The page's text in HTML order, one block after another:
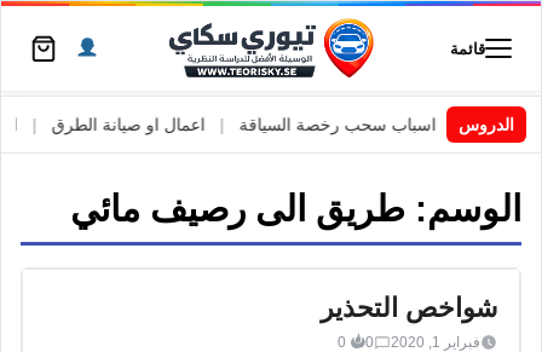
قائمة
الدروس
| اسباب سحب رخصة السياقة | اعمال او صيانة الطرق |
الوسم: طريق الى رصيف مائي
شواخص التحذير
فبراير 1, 2020 0
0